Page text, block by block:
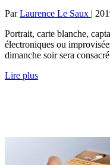
ParLaurence Le Saux |
Portrait, carte blanche,
électroniques ou
dimanche soir sera
Lire plus